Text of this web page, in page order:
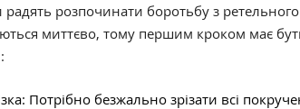
радять розпочинати боротьбу з
миттєво, тому першим кроком має
Потрібно безжально зрізати всі